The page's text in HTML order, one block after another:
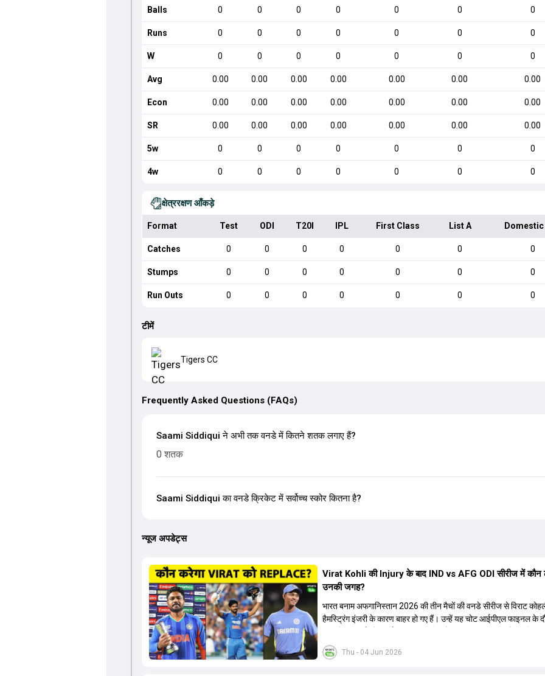
Balls 0 0 0 0 0 0 0
Runs 0 0 0 0 0 0 0
W 0 0 0 0 0 0 0
Avg 0.00 0.00 0.00 0.00 0.00 0.00 0.00
Econ 0.00 0.00 0.00 0.00 0.00 0.00 0.00
SR 0.00 0.00 0.00 0.00 0.00 0.00 0.00
5w 0 0 0 0 0 0 0
4w 0 0 0 0 0 0 0
क्षेत्ररक्षण आँकड़े
Format Test ODI T20I IPL First Class List A
Catches 0 0 0 0 0 0 0
Stumps 0 0 0 0 0 0 0
Run Outs 0 0 0 0 0 0 0
टीमें
Tigers CC
Frequently Asked Questions (FAQs)
Saami Siddiqui ने अभी तक वनडे में कितने शतक लगाए हैं?
0 शतक
Saami Siddiqui का वनडे क्रिकेट में सर्वोच्च स्कोर कितना है?
न्यूज अपडेट्स
Thu - 04 Jun 2026
Virat Kohli की Injury के बाद IND vs AFG ODI सीरीज में कौन
उनकी जगह?
भारत बनाम अफगानिस्तान 2026 की तीन मैचों की वनडे सीरीज से विराट
हैमस्ट्रिंग इंजरी के कारण बाहर हो गए हैं। उन्हें यह चोट आईपीएल फाइनल के
कोहली की जगह एक मजबूत विकल्प खोजना जरूरी है। इस वीडियो में विराट
रिप्लेसमेंट के तौर पर कई दावेदारों पर चर्चा की गई है। रुतुराज गायकवाड़